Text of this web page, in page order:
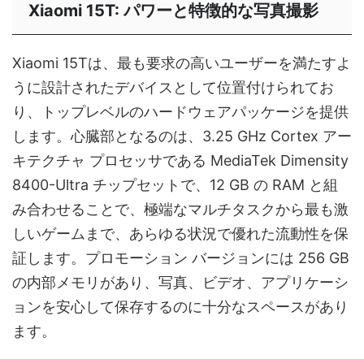
Xiaomi 15T: パワーと特徴的な写真撮影
Xiaomi 15Tは、最も要求の高いユーザーを満たすよ
うに設計されたデバイスとして位置付けられてお
り、トップレベルのハードウェアパッケージを提供
します。心臓部となるのは、3.25 GHz Cortex アー
キテクチャ プロセッサである MediaTek Dimensity
8400-Ultra チップセットで、12 GB の RAM と組
み合わせることで、極端なマルチタスクから最も激
しいゲームまで、あらゆる状況で優れた流動性を保
証します。プロモーション バージョンには 256 GB
の内部メモリがあり、写真、ビデオ、アプリケーシ
ョンを安心して保存するのに十分なスペースがあり
ます。